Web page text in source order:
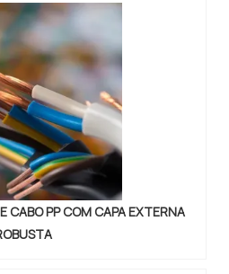
CABO PP COM CAPA EXTERNA